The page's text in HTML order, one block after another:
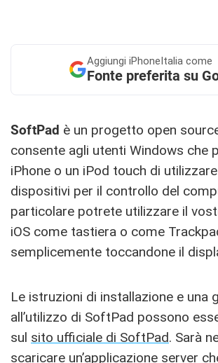
Aggiungi iPhoneItalia come
Fonte preferita su
SoftPad è un progetto open
consente agli utenti Windows che
iPhone o un iPod touch di
dispositivi per il controllo del
particolare potrete utilizzare il
iOS come tastiera o come
semplicemente toccandone il
Le istruzioni di installazione e una
all’utilizzo di SoftPad possono
sul sito ufficiale di SoftPad. Sarà
scaricare un’applicazione server